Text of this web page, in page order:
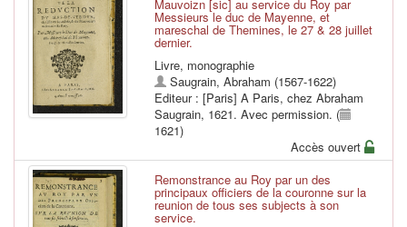
Mauvoizn [sic] au service du Roy par
Messieurs le duc de Mayenne, et
mareschal de Themines, le 27 & 28 juillet
dernier.
Livre, monographie
Saugrain, Abraham (1567-1622)
Editeur : [Paris] A Paris, chez Abraham
Saugrain, 1621. Avec permission. (
1621)
Accès ouvert
Remonstrance au Roy par un des
principaux officiers de la couronne sur la
reunion de tous ses subjects à son
service.